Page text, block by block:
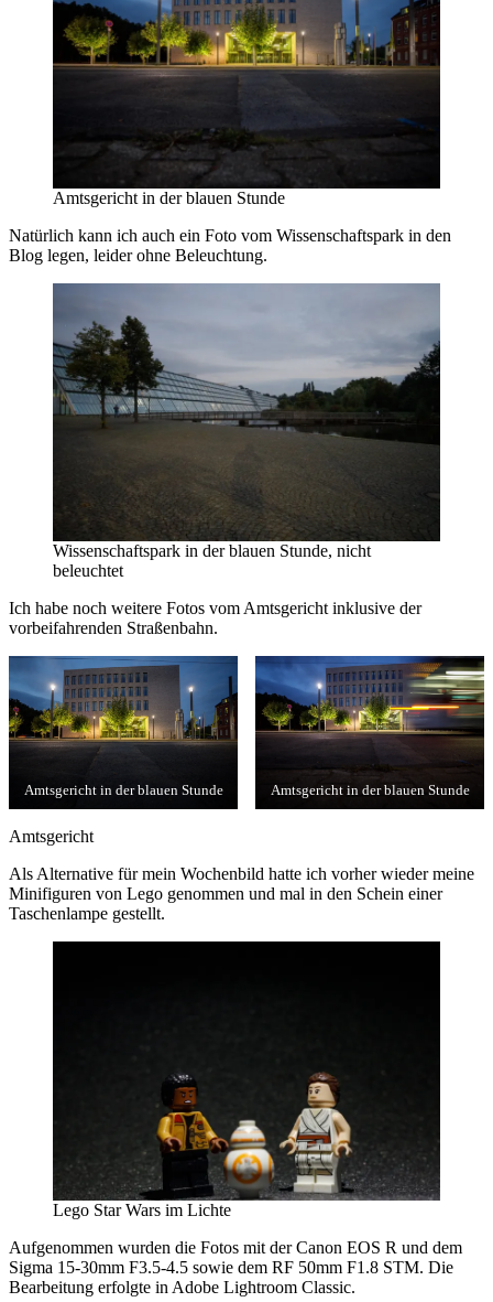
Amtsgericht in der blauen Stunde
Natürlich kann ich auch ein Foto vom Wissenschaftspark in den
Blog legen, leider ohne Beleuchtung.
Wissenschaftspark in der blauen Stunde, nicht
beleuchtet
Ich habe noch weitere Fotos vom Amtsgericht inklusive der
vorbeifahrenden Straßenbahn.
Amtsgericht in der blauen Stunde Amtsgericht in der blauen Stunde
Amtsgericht
Als Alternative für mein Wochenbild hatte ich vorher wieder meine
Minifiguren von Lego genommen und mal in den Schein einer
Taschenlampe gestellt.
Lego Star Wars im Lichte
Aufgenommen wurden die Fotos mit der Canon EOS R und dem
Sigma 15-30mm F3.5-4.5 sowie dem RF 50mm F1.8 STM. Die
Bearbeitung erfolgte in Adobe Lightroom Classic.